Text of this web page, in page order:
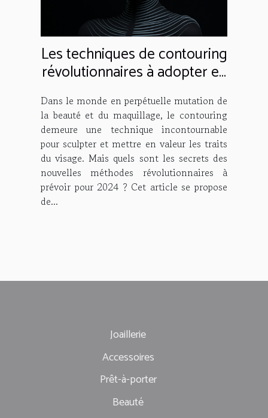
Les techniques de contouring
révolutionnaires à adopter en
2024
Dans le monde en perpétuelle mutation de
la beauté et du maquillage, le contouring
demeure une technique incontournable
pour sculpter et mettre en valeur les traits
du visage. Mais quels sont les secrets des
nouvelles méthodes révolutionnaires à
prévoir pour 2024 ? Cet article se propose
de...
Joaillerie
Accessoires
Prêt-à-porter
Beauté